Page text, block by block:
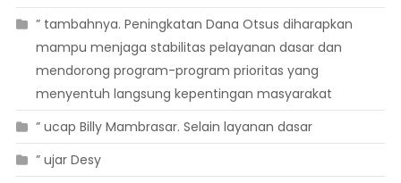
” tambahnya. Peningkatan Dana Otsus diharapkan
mampu menjaga stabilitas pelayanan dasar dan
mendorong program-program prioritas yang
menyentuh langsung kepentingan masyarakat
” ucap Billy Mambrasar. Selain layanan dasar
” ujar Desy